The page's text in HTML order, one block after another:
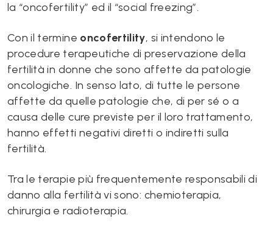
la “oncofertility” ed il “social freezing”.
Con il termine oncofertility, si intendono le
procedure terapeutiche di preservazione della
fertilità in donne che sono affette da patologie
oncologiche. In senso lato, di tutte le persone
affette da quelle patologie che, di per sé o a
causa delle cure previste per il loro trattamento,
hanno effetti negativi diretti o indiretti sulla
fertilità.
Tra le terapie più frequentemente responsabili di
danno alla fertilità vi sono: chemioterapia,
chirurgia e radioterapia.